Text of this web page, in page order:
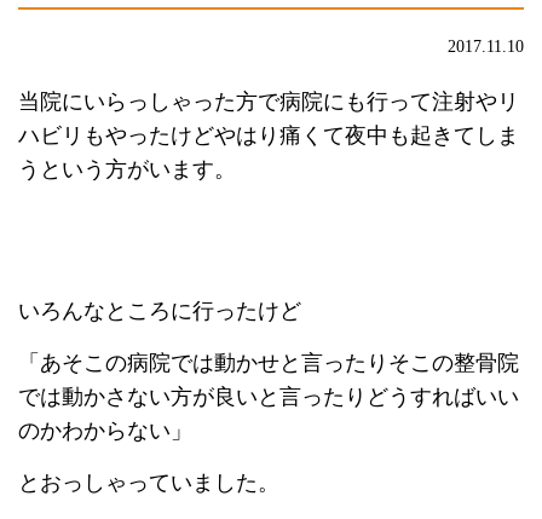
2017.11.10
当院にいらっしゃった方で病院にも行って注射やリ
ハビリもやったけどやはり痛くて夜中も起きてしま
うという方がいます。
いろんなところに行ったけど
「あそこの病院では動かせと言ったりそこの整骨院
では動かさない方が良いと言ったりどうすればいい
のかわからない」
とおっしゃっていました。